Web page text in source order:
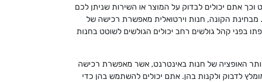
וכך אתם יכולים לבדוק על המוצר או השירות שניתן לכם
הקונה, חנות וירטואלית מאפשרת רכישה של
בפני קהל גולשים רחב יכולים הגולשים לשוטט בחנות
האופציה של חנות באינטרנט, אשר מאפשרת רכישה
לדבוק ולקנות בהן. אתם יכולים להשתמש בהן כדי